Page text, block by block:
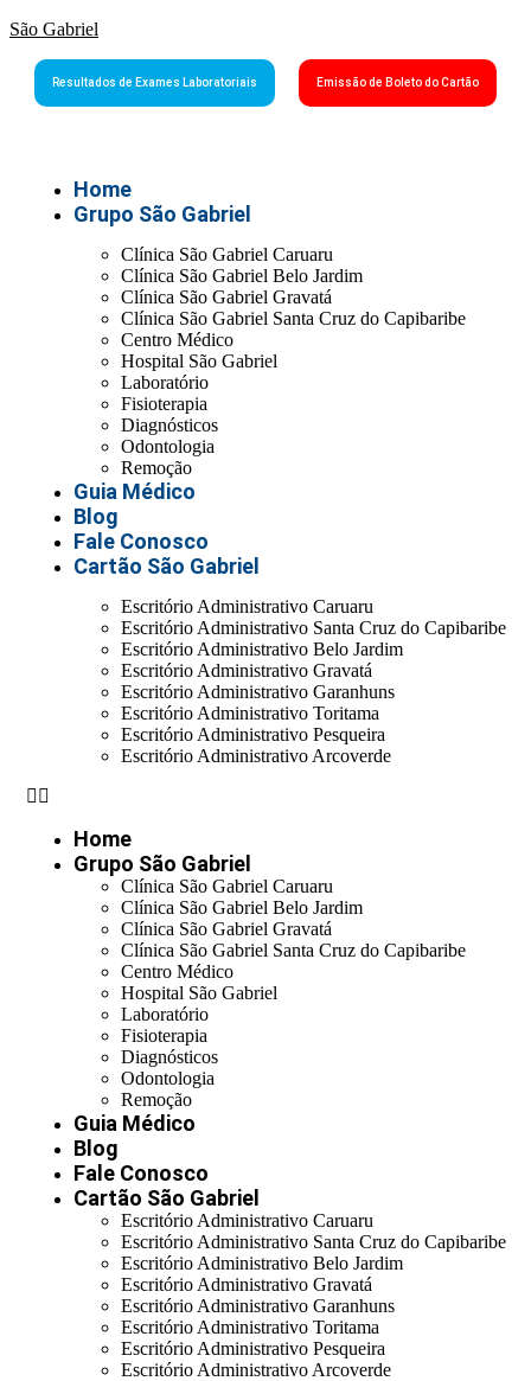
São Gabriel
Resultados de Exames Laboratoriais Emissão de Boleto do Cartão
Home
Grupo São Gabriel
Clínica São Gabriel Caruaru
Clínica São Gabriel Belo Jardim
Clínica São Gabriel Gravatá
Clínica São Gabriel Santa Cruz do Capibaribe
Centro Médico
Hospital São Gabriel
Laboratório
Fisioterapia
Diagnósticos
Odontologia
Remoção
Guia Médico
Blog
Fale Conosco
Cartão São Gabriel
Escritório Administrativo Caruaru
Escritório Administrativo Santa Cruz do Capibaribe
Escritório Administrativo Belo Jardim
Escritório Administrativo Gravatá
Escritório Administrativo Garanhuns
Escritório Administrativo Toritama
Escritório Administrativo Pesqueira
Escritório Administrativo Arcoverde
Home
Grupo São Gabriel
Clínica São Gabriel Caruaru
Clínica São Gabriel Belo Jardim
Clínica São Gabriel Gravatá
Clínica São Gabriel Santa Cruz do Capibaribe
Centro Médico
Hospital São Gabriel
Laboratório
Fisioterapia
Diagnósticos
Odontologia
Remoção
Guia Médico
Blog
Fale Conosco
Cartão São Gabriel
Escritório Administrativo Caruaru
Escritório Administrativo Santa Cruz do Capibaribe
Escritório Administrativo Belo Jardim
Escritório Administrativo Gravatá
Escritório Administrativo Garanhuns
Escritório Administrativo Toritama
Escritório Administrativo Pesqueira
Escritório Administrativo Arcoverde